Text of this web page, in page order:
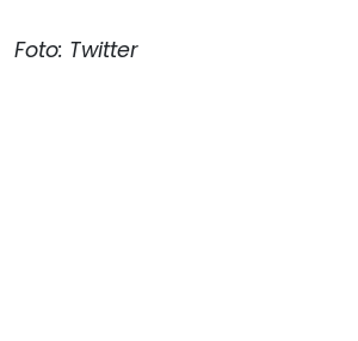
Foto: Twitter